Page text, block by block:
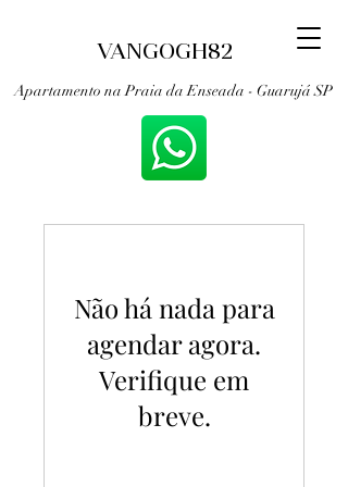
VANGOGH82
Apartamento na Praia da Enseada - Guarujá SP
Não há nada para
agendar agora.
Verifique em
breve.